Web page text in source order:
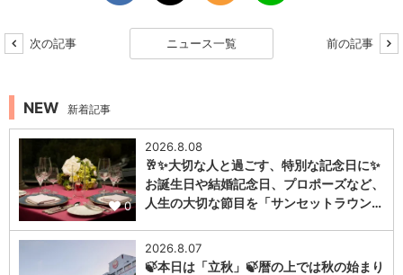
次の記事 ニュース一覧 前の記事
NEW 新着記事
0
2026.8.08
🥂✨大切な人と過ごす、特別な記念日に✨
お誕生日や結婚記念日、プロポーズなど、
人生の大切な節目を「サンセットラウン…
2026.8.07
🍃本日は「立秋」🍃暦の上では秋の始まり